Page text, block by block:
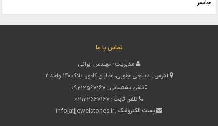
تماس با ما
مدیریت : مهندس ایرانی
آدرس : دیباجی جنوبی، خیابان کامور، پلاک ۱۴۰ واحد ۲
تلفن پشتیبانی : 09212567167
تلفن ثابت : 02122567167
پست الکترونیک :info[at]jewelstones.ir